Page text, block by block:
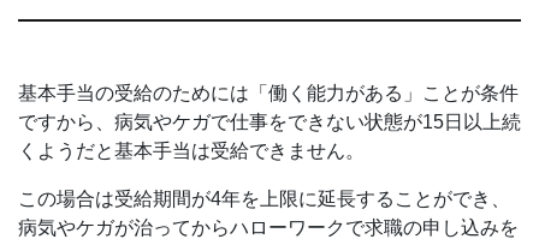
基本手当の受給のためには「働く能力がある」ことが条件
ですから、病気やケガで仕事をできない状態が15日以上続
くようだと基本手当は受給できません。
この場合は受給期間が4年を上限に延長することができ、
病気やケガが治ってからハローワークで求職の申し込みを